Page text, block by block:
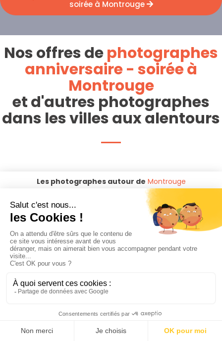
soirée à Montrouge
Nos offres dephotographes
anniversaire - soirée à
Montrouge
et d'autres photographes
dans les villes aux alentours
Les photographes autour de Montrouge
Photographe Gentilly
Photographe Malakoff
Photographe Arcueil
Photographe Vanves
Photographe Issy-les-
moulineaux
Photographe Cachan
Photographe L'hay-les-roses
Photographe Clamart
Photographe Villejuif